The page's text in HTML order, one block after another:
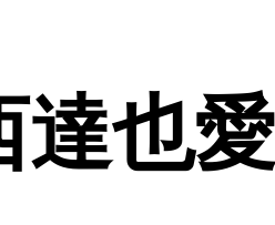
也